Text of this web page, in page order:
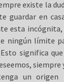
existe la
guardar en
esta incógnita,
ningún límite
significa
siempre
un origen